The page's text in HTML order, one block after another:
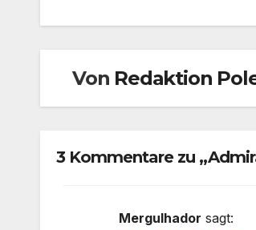
Von Redaktion
3 Kommentare zu
Mergulhador sagt: